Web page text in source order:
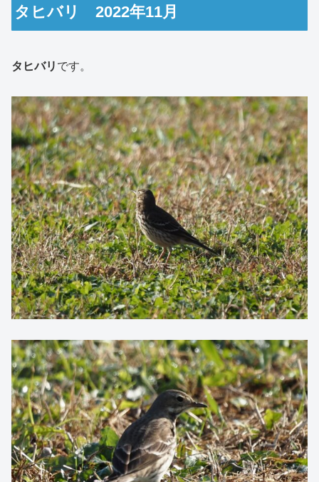
タヒバリ 2022年11月
タヒバリ です。